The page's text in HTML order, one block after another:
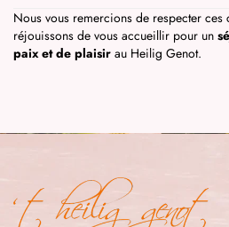
Nous vous remercions de respecter ces
réjouissons de vous accueillir pour un
paix et de plaisir au Heilig Genot.